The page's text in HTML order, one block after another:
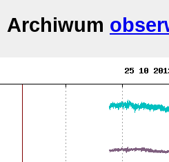
Archiwum